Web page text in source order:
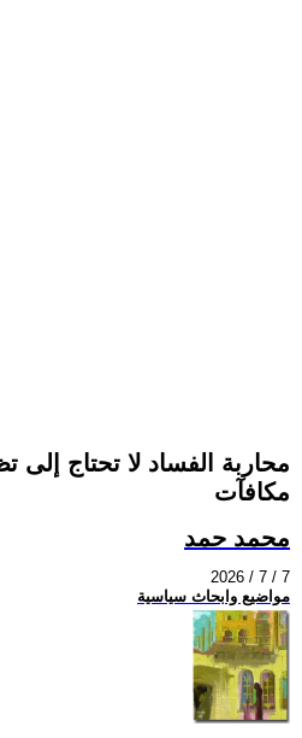
محاربة الفساد لا تحتاج إلى
مكافآت
محمد حمد
2026 / 7 / 7
مواضيع وابحاث سياسية